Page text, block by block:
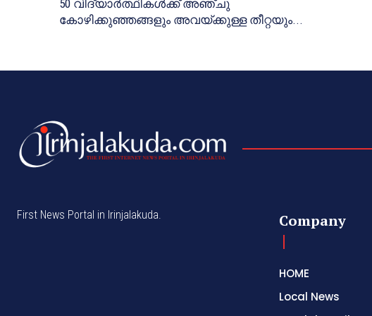
50 വിദ്യാര്‍ത്ഥികള്‍ക്ക് അഞ്ചു
കോഴിക്കുഞ്ഞങ്ങളും അവയ്ക്കുള്ള തീറ്റയും...
First News Portal in Irinjalakuda. Company
HOME
Local News